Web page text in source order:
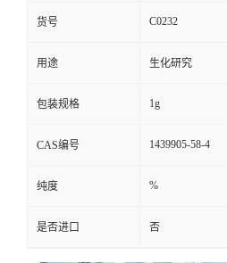
货号 C0232
用途 生化研究
包装规格 1g
CAS编号 1439905-58-4
纯度 %
是否进口 否